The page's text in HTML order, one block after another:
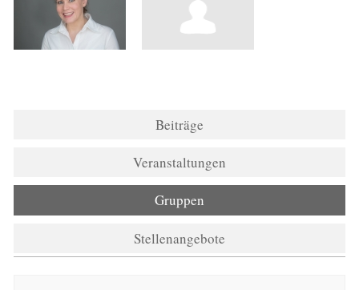
Beiträge
Veranstaltungen
Gruppen
Stellenangebote